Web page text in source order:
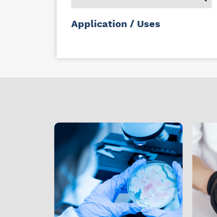
Application / Uses